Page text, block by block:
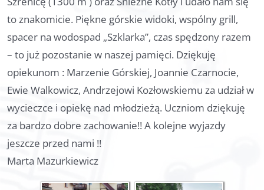
to znakomicie. Piękne górskie widoki, wspólny grill,
spacer na wodospad „Szklarka”, czas spędzony razem
– to już pozostanie w naszej pamięci. Dziękuję
opiekunom : Marzenie Górskiej, Joannie Czarnocie,
Ewie Walkowicz, Andrzejowi Kozłowskiemu za udział w
wycieczce i opiekę nad młodzieżą. Uczniom dziękuję
za bardzo dobre zachowanie!! A kolejne wyjazdy
jeszcze przed nami !!
Marta Mazurkiewicz